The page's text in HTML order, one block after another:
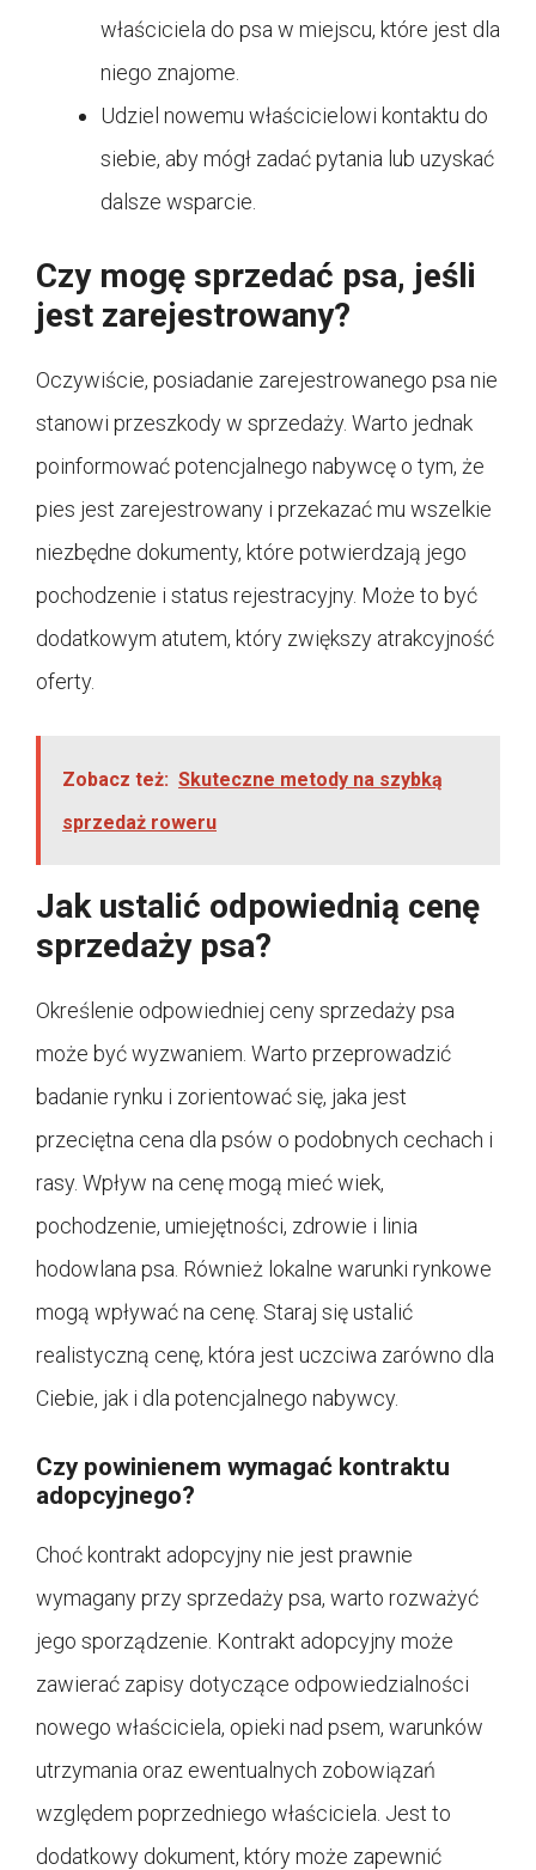
właściciela do psa w miejscu, które jest dla
niego znajome.
Udziel nowemu właścicielowi kontaktu do
siebie, aby mógł zadać pytania lub uzyskać
dalsze wsparcie.
Czy mogę sprzedać psa, jeśli
jest zarejestrowany?
Oczywiście, posiadanie zarejestrowanego psa nie
stanowi przeszkody w sprzedaży. Warto jednak
poinformować potencjalnego nabywcę o tym, że
pies jest zarejestrowany i przekazać mu wszelkie
niezbędne dokumenty, które potwierdzają jego
pochodzenie i status rejestracyjny. Może to być
dodatkowym atutem, który zwiększy atrakcyjność
oferty.
Zobacz też: Skuteczne metody na szybką
sprzedaż roweru
Jak ustalić odpowiednią cenę
sprzedaży psa?
Określenie odpowiedniej ceny sprzedaży psa
może być wyzwaniem. Warto przeprowadzić
badanie rynku i zorientować się, jaka jest
przeciętna cena dla psów o podobnych cechach i
rasy. Wpływ na cenę mogą mieć wiek,
pochodzenie, umiejętności, zdrowie i linia
hodowlana psa. Również lokalne warunki rynkowe
mogą wpływać na cenę. Staraj się ustalić
realistyczną cenę, która jest uczciwa zarówno dla
Ciebie, jak i dla potencjalnego nabywcy.
Czy powinienem wymagać kontraktu
adopcyjnego?
Choć kontrakt adopcyjny nie jest prawnie
wymagany przy sprzedaży psa, warto rozważyć
jego sporządzenie. Kontrakt adopcyjny może
zawierać zapisy dotyczące odpowiedzialności
nowego właściciela, opieki nad psem, warunków
utrzymania oraz ewentualnych zobowiązań
względem poprzedniego właściciela. Jest to
dodatkowy dokument, który może zapewnić